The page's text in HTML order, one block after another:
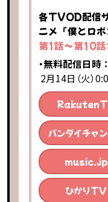
各TVOD配信サ
ニメ『僕とロボ
第1話～第10
・無料配信日時 ：
2月14日（火）
バンダイチャ
music.jp
ひかりTV